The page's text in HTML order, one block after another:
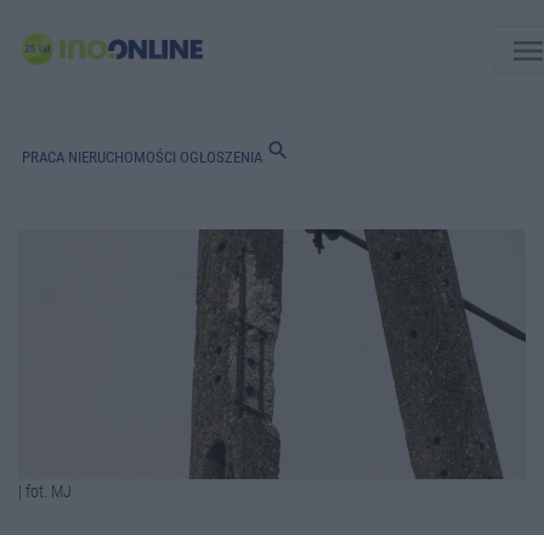
PRACA NIERUCHOMOŚCI OGŁOSZENIA search
| fot. MJ